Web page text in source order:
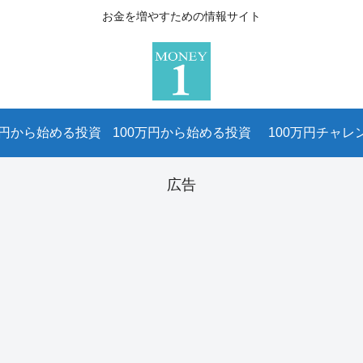
お金を増やすための情報サイト
から始める投資 100万円から始める投資 100万円チャレ
広告